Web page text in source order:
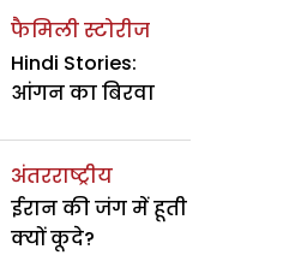
फैमिली स्टोरीज
Hindi Stories:
आंगन का बिरवा
अंतरराष्ट्रीय
ईरान की जंग में हूती
क्यों कूदे?